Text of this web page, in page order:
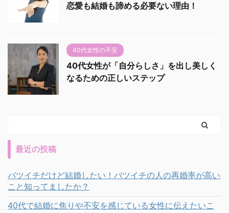
恋愛も結婚も諦める必要ない理由！
40代女性の不安
40代女性が「自分らしさ」を出し美しく
なるための正しいステップ
最近の投稿
バツイチだけど結婚したい！バツイチの人の再婚率が高い
こと知ってましたか？
40代で結婚に焦りや不安を感じている女性に伝えたいこ